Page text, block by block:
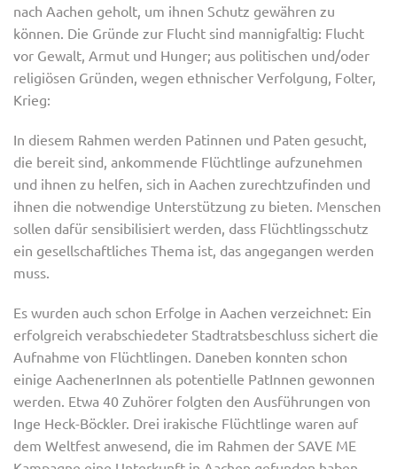
nach Aachen geholt, um ihnen Schutz gewähren zu
können. Die Gründe zur Flucht sind mannigfaltig: Flucht
vor Gewalt, Armut und Hunger; aus politischen und/oder
religiösen Gründen, wegen ethnischer Verfolgung, Folter,
Krieg:
In diesem Rahmen werden Patinnen und Paten gesucht,
die bereit sind, ankommende Flüchtlinge aufzunehmen
und ihnen zu helfen, sich in Aachen zurechtzufinden und
ihnen die notwendige Unterstützung zu bieten. Menschen
sollen dafür sensibilisiert werden, dass Flüchtlingsschutz
ein gesellschaftliches Thema ist, das angegangen werden
muss.
Es wurden auch schon Erfolge in Aachen verzeichnet: Ein
erfolgreich verabschiedeter Stadtratsbeschluss sichert die
Aufnahme von Flüchtlingen. Daneben konnten schon
einige AachenerInnen als potentielle PatInnen gewonnen
werden. Etwa 40 Zuhörer folgten den Ausführungen von
Inge Heck-Böckler. Drei irakische Flüchtlinge waren auf
dem Weltfest anwesend, die im Rahmen der SAVE ME